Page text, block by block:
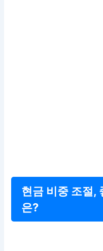
현금 비중 조절,
은?